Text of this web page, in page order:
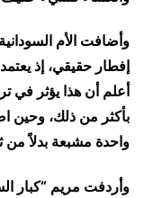
وأضافت الأم
إفطار حقيقي، إذ
أعلم أن هذا يؤثر في
بأكثر من ذلك، وحين
واحدة مشبعة بدلاً من
وأردفت مريم “كبار